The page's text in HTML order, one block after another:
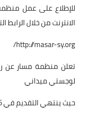
للإطلاع على عمل
الانترنت من خلال الرابط
http://masar-sy.org/
تعلن منظمة مسار عن
لوجستي ميداني
حيث ينتهي التقديم في 26 كانون الأول 2021